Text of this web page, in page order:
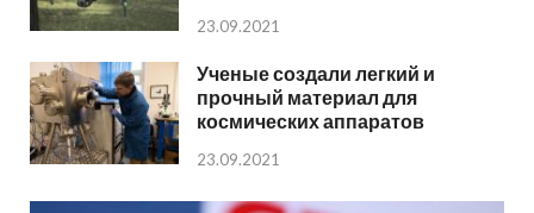
23.09.2021
Ученые создали легкий и
прочный материал для
космических аппаратов
23.09.2021